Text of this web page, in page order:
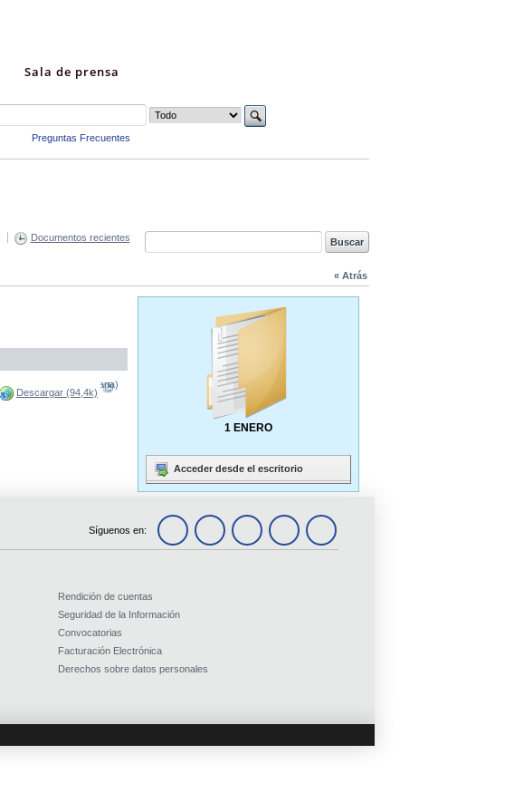
Sala de prensa
Preguntas Frecuentes
Documentos recientes
« Atrás
Descargar (94,4k)
(Abre una nueva ventana)
1 ENERO
Acceder desde el escritorio
Síguenos en:
Rendición de cuentas
Seguridad de la Información
Convocatorias
Facturación Electrónica
Derechos sobre datos personales